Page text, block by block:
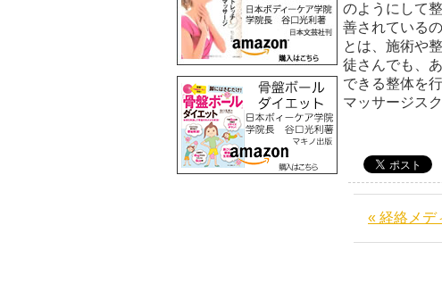
のようにして
善されている
とは、施術や
徒さんでも、
できる整体を
マッサージス
« 経絡メデ